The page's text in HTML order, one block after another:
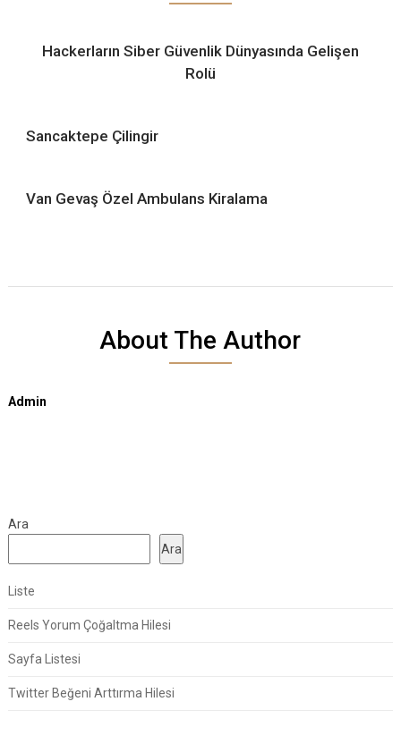
Hackerların Siber Güvenlik Dünyasında Gelişen
Rolü
Sancaktepe Çilingir
Van Gevaş Özel Ambulans Kiralama
About The Author
Admin
Ara
Ara
Liste
Reels Yorum Çoğaltma Hilesi
Sayfa Listesi
Twitter Beğeni Arttırma Hilesi